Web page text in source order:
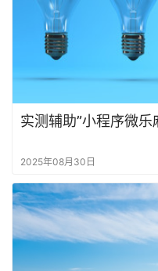
实测辅助”小程序微
2025年08月30日